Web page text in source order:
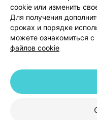
Способы
© 2026 ООО «Артокс Лаб»,
cookie или изменить
Для получения
сроках и порядке
можете ознакомиться с
файлов cookie